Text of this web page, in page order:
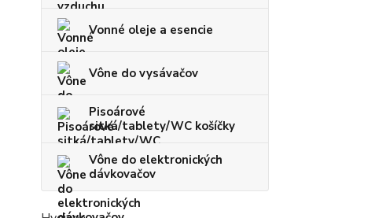
Vonné oleje a esencie
Vône do vysávačov
Pisoárové
sitká/tablety/WC košíčky
Vône do elektronických
dávkovačov